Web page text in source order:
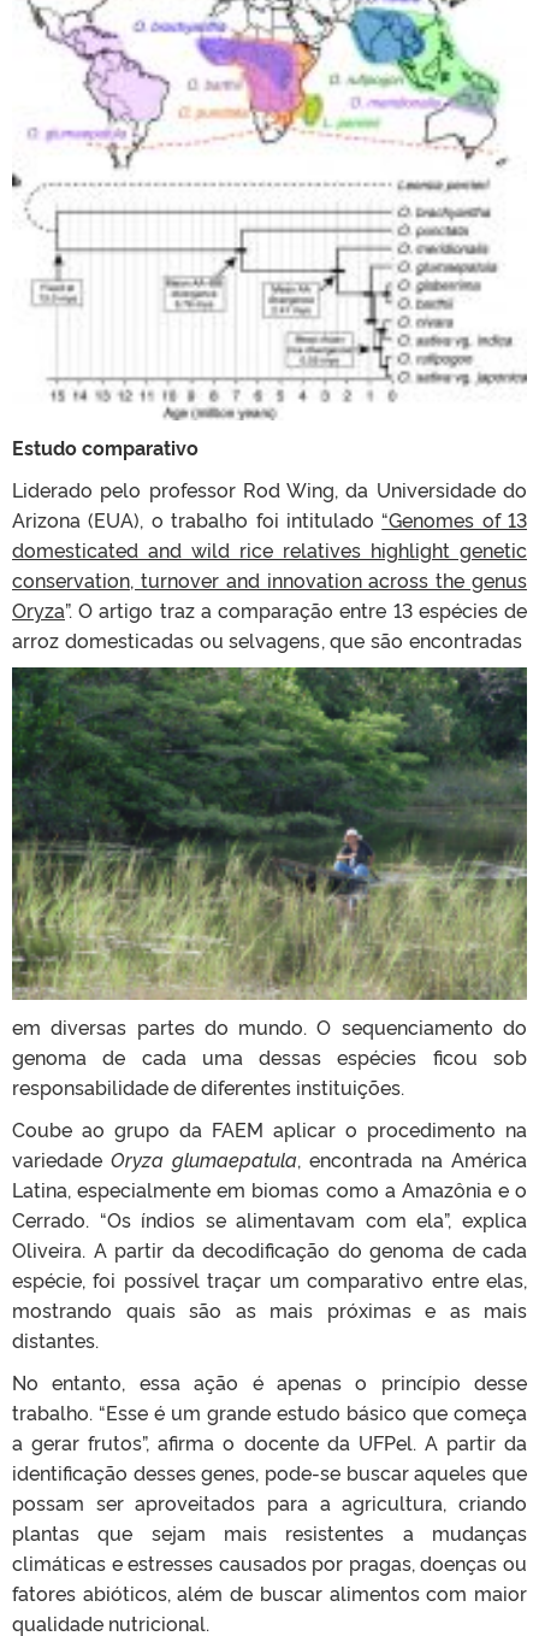
Estudo comparativo
Liderado pelo professor Rod Wing, da Universidade do
Arizona (EUA), o trabalho foi intitulado “Genomes of 13
domesticated and wild rice relatives highlight genetic
conservation, turnover and innovation across the genus
Oryza”. O artigo traz a comparação entre 13 espécies de
arroz domesticadas ou selvagens, que são encontradas
em diversas partes do mundo. O sequenciamento do
genoma de cada uma dessas espécies ficou sob
responsabilidade de diferentes instituições.
Coube ao grupo da FAEM aplicar o procedimento na
variedade Oryza glumaepatula, encontrada na América
Latina, especialmente em biomas como a Amazônia e o
Cerrado. “Os índios se alimentavam com ela”, explica
Oliveira. A partir da decodificação do genoma de cada
espécie, foi possível traçar um comparativo entre elas,
mostrando quais são as mais próximas e as mais
distantes.
No entanto, essa ação é apenas o princípio desse
trabalho. “Esse é um grande estudo básico que começa
a gerar frutos”, afirma o docente da UFPel. A partir da
identificação desses genes, pode-se buscar aqueles que
possam ser aproveitados para a agricultura, criando
plantas que sejam mais resistentes a mudanças
climáticas e estresses causados por pragas, doenças ou
fatores abióticos, além de buscar alimentos com maior
qualidade nutricional.